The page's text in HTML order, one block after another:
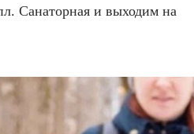
Санаторная и выходим на